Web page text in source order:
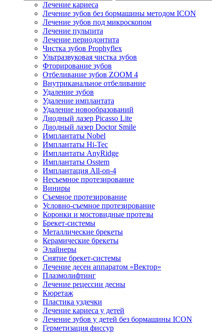
Лечение кариеса
Лечение зубов без бормашины методом ICON
Лечение зубов под микроскопом
Лечение пульпита
Лечение периодонтита
Чистка зубов Prophyflex
Ультразвуковая чистка зубов
Фторирование зубов
Отбеливание зубов ZOOM 4
Внутриканальное отбеливание
Удаление зубов
Удаление имплантата
Удаление новообразований
Диодный лазер Picasso Lite
Диодный лазер Doctor Smile
Имплантаты Nobel
Имплантаты Hi-Tec
Имплантаты AnyRidge
Имплантаты Osstem
Имплантация All-on-4
Несъемное протезирование
Виниры
Съемное протезирование
Условно-съемное протезирование
Коронки и мостовидные протезы
Брекет-системы
Металлические брекеты
Керамические брекеты
Элайнеры
Снятие брекет-системы
Лечение десен аппаратом «Вектор»
Плазмолифтинг
Лечение рецессии десны
Кюретаж
Пластика уздечки
Лечение кариеса у детей
Лечение зубов у детей без бормашины ICON
Герметизация фиссур